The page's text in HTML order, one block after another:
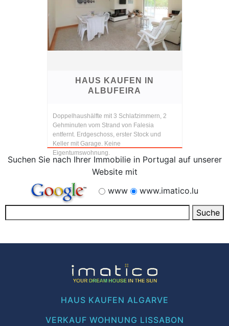
HAUS KAUFEN IN
ALBUFEIRA
Doppelhaushälfte mit 3 Schlafzimmern, 2
Gehminuten vom Strand von Falesia
entfernt. Erdgeschoss, erster Stock und
Keller mit Garage. Keine
Eigentumswohnung.
Suchen Sie nach Ihrer Immobilie in Portugal auf unserer
Website mit
www
www.imatico.lu
HAUS KAUFEN ALGARVE
VERKAUF WOHNUNG LISSABON